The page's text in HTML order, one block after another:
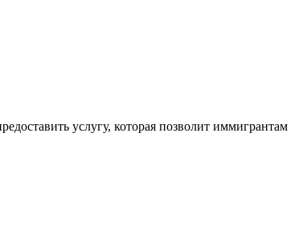
услугу, которая позволит иммигрантам